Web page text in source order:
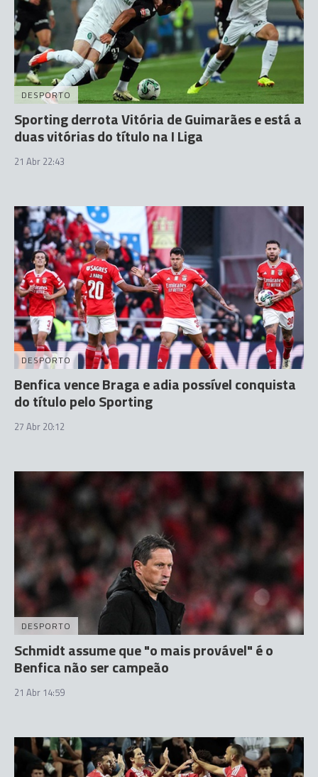
DESPORTO
Sporting derrota Vitória de Guimarães e está a
duas vitórias do título na I Liga
21 Abr 22:43
DESPORTO
Benfica vence Braga e adia possível conquista
do título pelo Sporting
27 Abr 20:12
DESPORTO
Schmidt assume que "o mais provável" é o
Benfica não ser campeão
21 Abr 14:59